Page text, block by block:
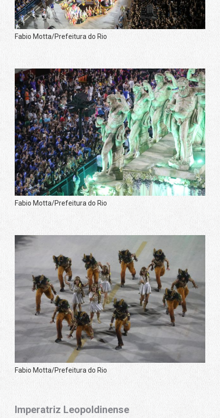
Fabio Motta/Prefeitura do Rio
Fabio Motta/Prefeitura do Rio
Fabio Motta/Prefeitura do Rio
Imperatriz Leopoldinense